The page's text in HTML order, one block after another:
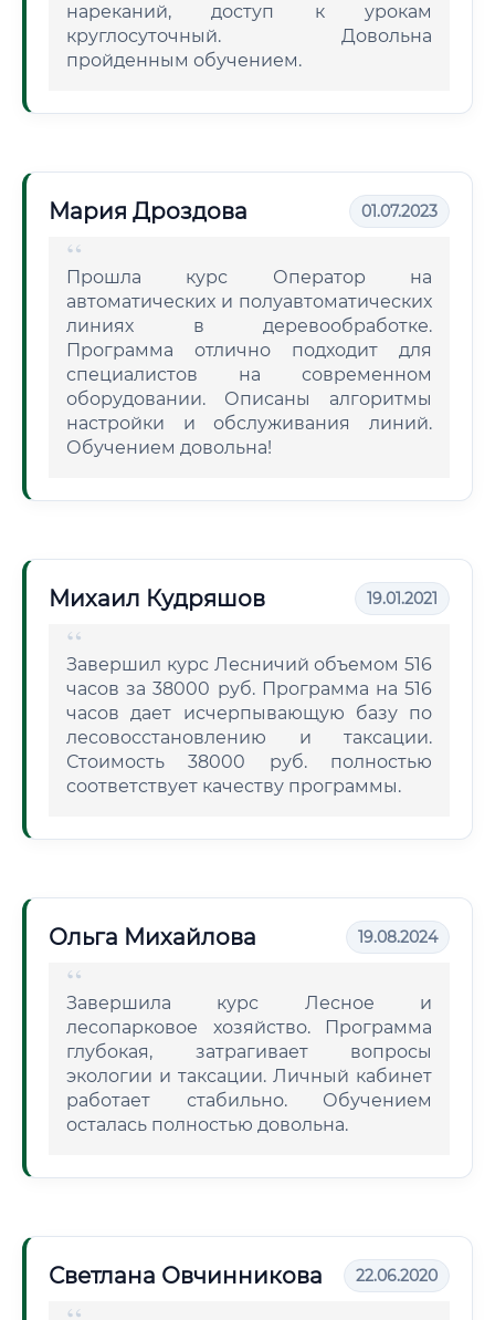
нареканий, доступ к урокам
круглосуточный. Довольна
пройденным обучением.
Мария Дроздова 01.07.2023
Прошла курс Оператор на
автоматических и полуавтоматических
линиях в деревообработке.
Программа отлично подходит для
специалистов на современном
оборудовании. Описаны алгоритмы
настройки и обслуживания линий.
Обучением довольна!
Михаил Кудряшов 19.01.2021
Завершил курс Лесничий объемом 516
часов за 38000 руб. Программа на 516
часов дает исчерпывающую базу по
лесовосстановлению и таксации.
Стоимость 38000 руб. полностью
соответствует качеству программы.
Ольга Михайлова 19.08.2024
Завершила курс Лесное и
лесопарковое хозяйство. Программа
глубокая, затрагивает вопросы
экологии и таксации. Личный кабинет
работает стабильно. Обучением
осталась полностью довольна.
Светлана Овчинникова 22.06.2020